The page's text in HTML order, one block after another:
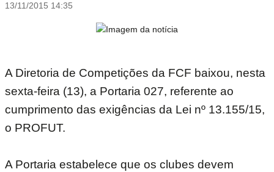
13/11/2015 14:35
A Diretoria de Competições da FCF baixou, nesta
sexta-feira (13), a Portaria 027, referente ao
cumprimento das exigências da Lei nº 13.155/15,
o PROFUT.
A Portaria estabelece que os clubes devem